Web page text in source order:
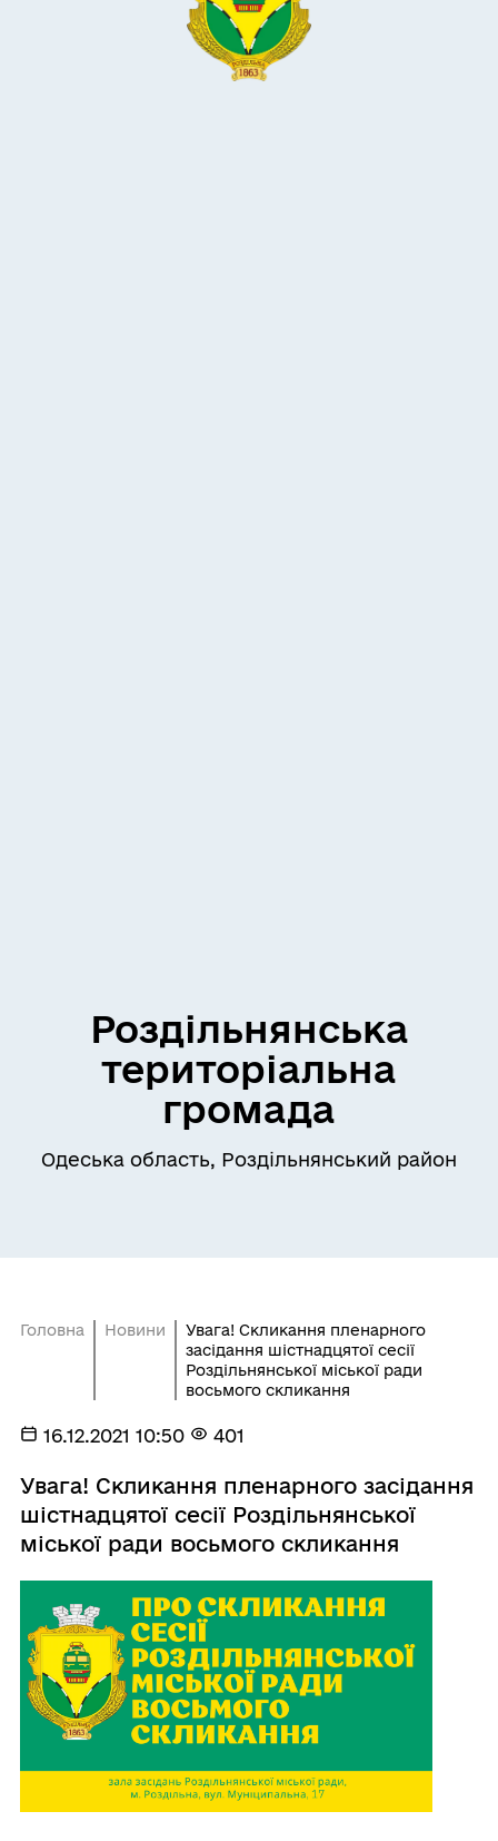
Роздільнянська
територіальна
громада
Одеська область, Роздільнянський район
Головна Новини
Увага! Скликання пленарного
засідання шістнадцятої сесії
Роздільнянської міської ради
восьмого скликання
16.12.2021 10:50 401
Увага! Скликання пленарного засідання
шістнадцятої сесії Роздільнянської
міської ради восьмого скликання